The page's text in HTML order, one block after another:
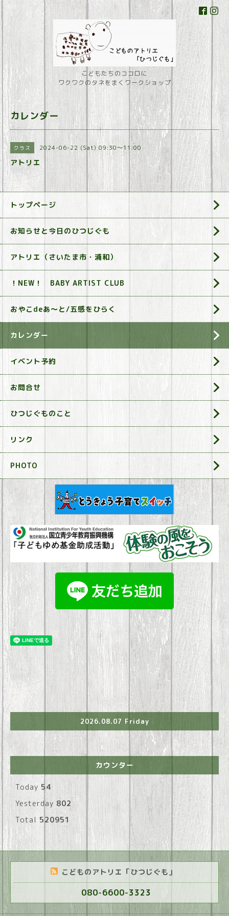
こどもたちのココロに
ワクワクのタネをまくワークショップ
カレンダー
クラス 2024-06-22 (Sat) 09:30～11:00
アトリエ
トップページ
お知らせと今日のひつじぐも
アトリエ（さいたま市・浦和）
！NEW！ BABY ARTIST CLUB
おやこdeあ～と/五感をひらく
カレンダー
イベント予約
お問合せ
ひつじぐものこと
リンク
PHOTO
2026.08.07 Friday
カウンター
Today 54
Yesterday 802
Total520951
こどものアトリエ「ひつじぐも」
080-6600-3323